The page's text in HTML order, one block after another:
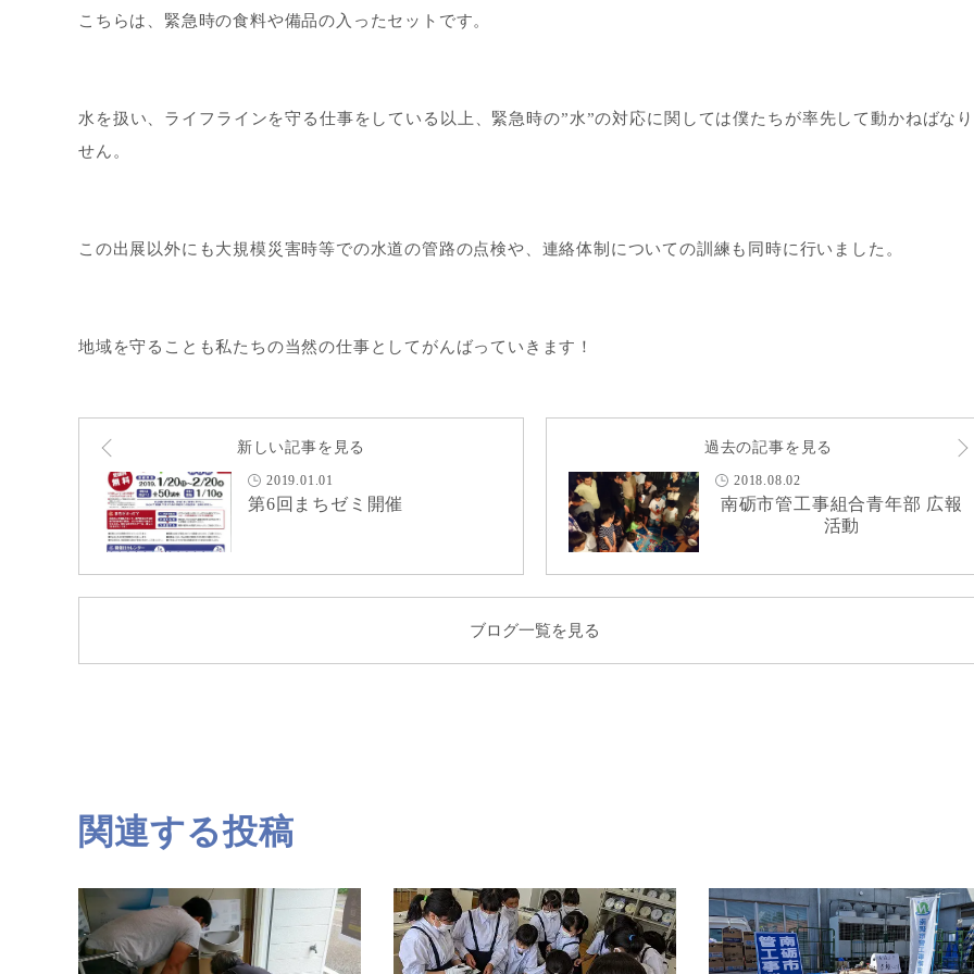
こちらは、緊急時の食料や備品の入ったセットです。
水を扱い、ライフラインを守る仕事をしている以上、緊急時の”水”の対応に関しては僕たちが率先して動かねばな
せん。
この出展以外にも大規模災害時等での水道の管路の点検や、連絡体制についての訓練も同時に行いました。
地域を守ることも私たちの当然の仕事としてがんばっていきます！
新しい記事を見る
2019.01.01
第6回まちゼミ開催
過去の記事を見る
2018.08.02
南砺市管工事組合青年部 広報
活動
ブログ一覧を見る
関連する投稿